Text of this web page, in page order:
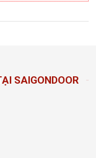
SAIGONDOOR